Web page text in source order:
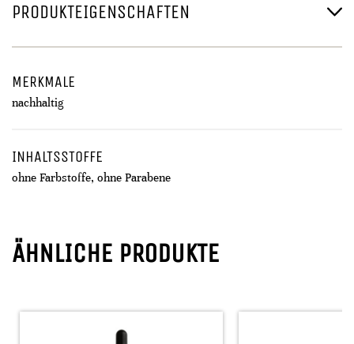
PRODUKTEIGENSCHAFTEN
MERKMALE
nachhaltig
INHALTSSTOFFE
ohne Farbstoffe, ohne Parabene
ÄHNLICHE PRODUKTE